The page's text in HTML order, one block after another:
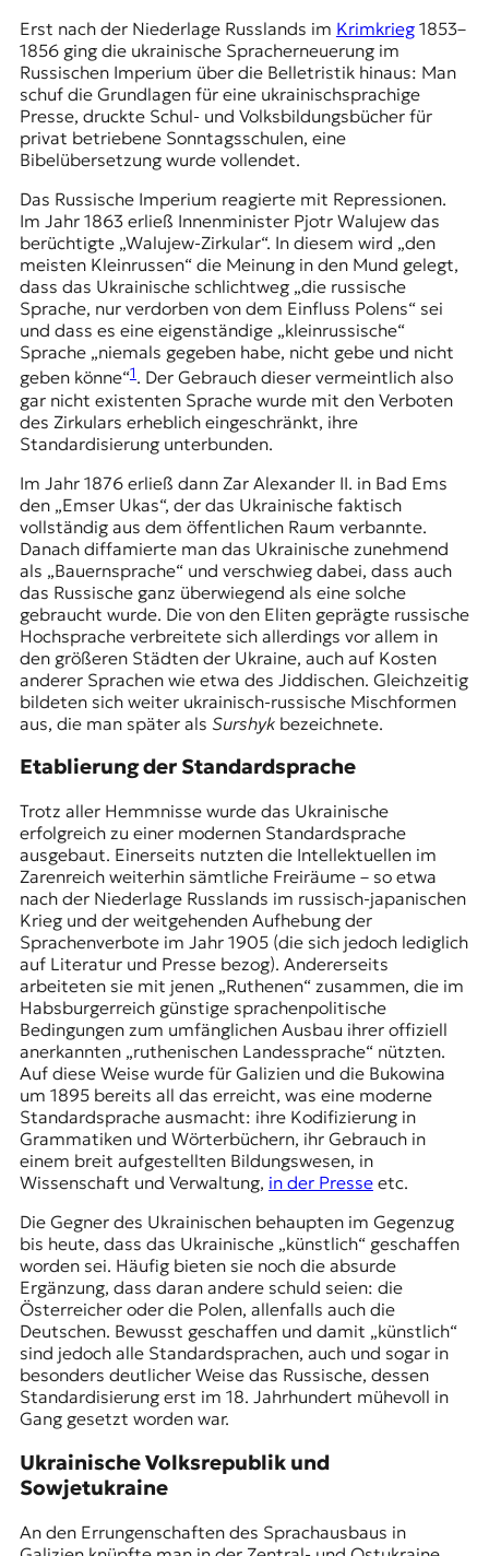
Erst nach der Niederlage Russlands im Krimkrieg1853–
1856 ging die ukrainische Spracherneuerung im
Russischen Imperium über die Belletristik hinaus: Man
schuf die Grundlagen für eine ukrainischsprachige
Presse, druckte Schul- und Volksbildungsbücher für
privat betriebene Sonntagsschulen, eine
Bibelübersetzung wurde vollendet.
Das Russische Imperium reagierte mit Repressionen.
Im Jahr 1863 erließ Innenminister Pjotr Walujew das
berüchtigte „Walujew-Zirkular“. In diesem wird „den
meisten Kleinrussen“ die Meinung in den Mund gelegt,
dass das Ukrainische schlichtweg „die russische
Sprache, nur verdorben von dem Einfluss Polens“ sei
und dass es eine eigenständige „kleinrussische“
Sprache „niemals gegeben habe, nicht gebe und nicht
geben könne“1. Der Gebrauch dieser vermeintlich also
gar nicht existenten Sprache wurde mit den Verboten
des Zirkulars erheblich eingeschränkt, ihre
Standardisierung unterbunden.
Im Jahr 1876 erließ dann Zar Alexander II. in Bad Ems
den „Emser Ukas“, der das Ukrainische faktisch
vollständig aus dem öffentlichen Raum verbannte.
Danach diffamierte man das Ukrainische zunehmend
als „Bauernsprache“ und verschwieg dabei, dass auch
das Russische ganz überwiegend als eine solche
gebraucht wurde. Die von den Eliten geprägte russische
Hochsprache verbreitete sich allerdings vor allem in
den größeren Städten der Ukraine, auch auf Kosten
anderer Sprachen wie etwa des Jiddischen. Gleichzeitig
bildeten sich weiter ukrainisch-russische Mischformen
aus, die man später als Surshykbezeichnete.
Etablierung der Standardsprache
Trotz aller Hemmnisse wurde das Ukrainische
erfolgreich zu einer modernen Standardsprache
ausgebaut. Einerseits nutzten die Intellektuellen im
Zarenreich weiterhin sämtliche Freiräume – so etwa
nach der Niederlage Russlands im russisch-japanischen
Krieg und der weitgehenden Aufhebung der
Sprachenverbote im Jahr 1905 (die sich jedoch lediglich
auf Literatur und Presse bezog). Andererseits
arbeiteten sie mit jenen „Ruthenen“ zusammen, die im
Habsburgerreich günstige sprachenpolitische
Bedingungen zum umfänglichen Ausbau ihrer offiziell
anerkannten „ruthenischen Landessprache“ nützten.
Auf diese Weise wurde für Galizien und die Bukowina
um 1895 bereits all das erreicht, was eine moderne
Standardsprache ausmacht: ihre Kodifizierung in
Grammatiken und Wörterbüchern, ihr Gebrauch in
einem breit aufgestellten Bildungswesen, in
Wissenschaft und Verwaltung, in der Presseetc.
Die Gegner des Ukrainischen behaupten im Gegenzug
bis heute, dass das Ukrainische „künstlich“ geschaffen
worden sei. Häufig bieten sie noch die absurde
Ergänzung, dass daran andere schuld seien: die
Österreicher oder die Polen, allenfalls auch die
Deutschen. Bewusst geschaffen und damit „künstlich“
sind jedoch alle Standardsprachen, auch und sogar in
besonders deutlicher Weise das Russische, dessen
Standardisierung erst im 18. Jahrhundert mühevoll in
Gang gesetzt worden war.
Ukrainische Volksrepublik und
Sowjetukraine
An den Errungenschaften des Sprachausbaus in